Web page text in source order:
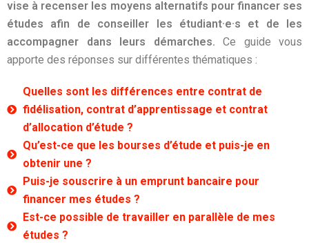
vise à recenser les moyens alternatifs pour financer ses
études afin de conseiller les étudiant·e·s et de les
accompagner dans leurs démarches. Ce guide vous
apporte des réponses sur différentes thématiques :
Quelles sont les différences entre contrat de
fidélisation, contrat d’apprentissage et contrat
d’allocation d’étude ?
Qu’est-ce que les bourses d’étude et puis-je en
obtenir une ?
Puis-je souscrire à un emprunt bancaire pour
financer mes études ?
Est-ce possible de travailler en parallèle de mes
études ?